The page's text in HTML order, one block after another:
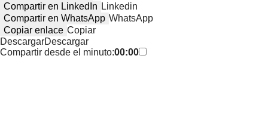
Compartir en LinkedIn Linkedin
Compartir en WhatsApp WhatsApp
Copiar enlace Copiar
DescargarDescargar
Compartir desde el minuto:00:00